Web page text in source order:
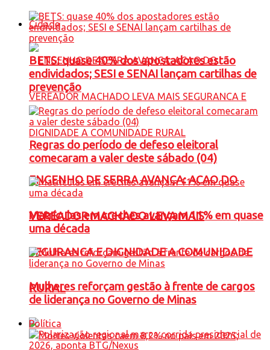
Cidade
ENGENHO DE SERRA AVANÇA: ACAO DO
VEREADOR MACHADO LEVA MAIS
SEGURANCA E DIGNIDADE A COMUNIDADE
RURAL
BETS: quase 40% dos apostadores estão
endividados; SESI e SENAI lançam cartilhas de
prevenção
Regras do período de defeso eleitoral
comecaram a valer deste sábado (04)
Matrículas em creches avançam 11% em quase
uma década
Mulheres reforçam gestão à frente de cargos
de liderança no Governo de Minas
Política